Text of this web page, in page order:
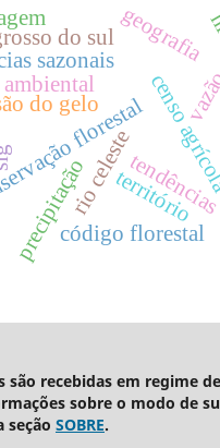
florestalcenso
rio celeste
precipitação
do gelo
sazonais
território
do sul
código florestal
geografia
são recebidas em regime
sobre o modo de
seção SOBRE.